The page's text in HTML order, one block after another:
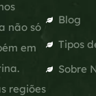
não só
em
regiões
Blog
Tipos
Sobre